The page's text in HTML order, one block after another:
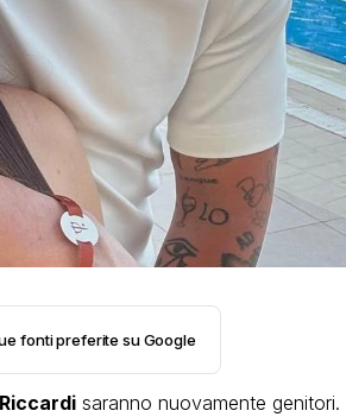
fonti preferite su Google
Riccardisaranno nuovamente genitori.